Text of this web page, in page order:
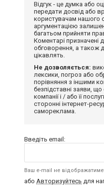
Відгук - це думка або
передати досвід або
користувачам нашого
аргументацією
багатьом прийняти
Коментарі призначені
обговорення, а також
цікавлять.
Не дозволяється:
лексики, погроз або
порівняння з іншими
безпідставні заяви,
компанії і / або її
сторонні інтернет-
самореклама.
Введіть email:
Ваш e-mail не
або Авторизуйтесь для